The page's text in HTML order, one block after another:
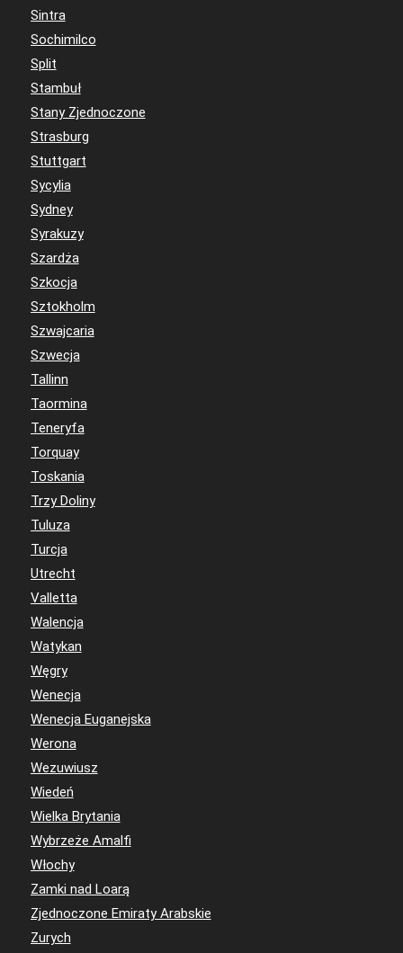
Sintra
Sochimilco
Split
Stambuł
Stany Zjednoczone
Strasburg
Stuttgart
Sycylia
Sydney
Syrakuzy
Szardża
Szkocja
Sztokholm
Szwajcaria
Szwecja
Tallinn
Taormina
Teneryfa
Torquay
Toskania
Trzy Doliny
Tuluza
Turcja
Utrecht
Valletta
Walencja
Watykan
Węgry
Wenecja
Wenecja Euganejska
Werona
Wezuwiusz
Wiedeń
Wielka Brytania
Wybrzeże Amalfi
Włochy
Zamki nad Loarą
Zjednoczone Emiraty Arabskie
Zurych